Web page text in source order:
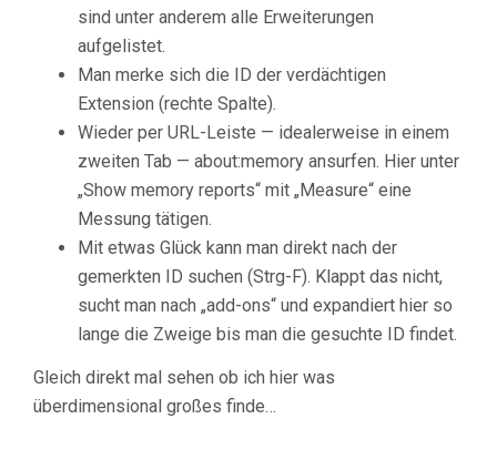
sind unter anderem alle Erweiterungen
aufgelistet.
Man merke sich die ID der verdächtigen
Extension (rechte Spalte).
Wieder per URL-Leiste — idealerweise in einem
zweiten Tab — about:memory ansurfen. Hier unter
„Show memory reports“ mit „Measure“ eine
Messung tätigen.
Mit etwas Glück kann man direkt nach der
gemerkten ID suchen (Strg-F). Klappt das nicht,
sucht man nach „add-ons“ und expandiert hier so
lange die Zweige bis man die gesuchte ID findet.
Gleich direkt mal sehen ob ich hier was
überdimensional großes finde…